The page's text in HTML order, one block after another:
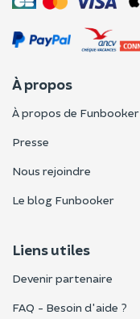
À propos
À propos de Funbooker
Presse
Nous rejoindre
Le blog Funbooker
Liens utiles
Devenir partenaire
FAQ - Besoin d'aide ?